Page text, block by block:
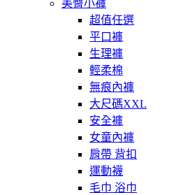
美臀小褲
超值任選
平口褲
生理褲
輕柔棉
無痕內褲
大尺碼XXL
安全褲
女童內褲
肩帶 背扣
運動襪
毛巾 浴巾